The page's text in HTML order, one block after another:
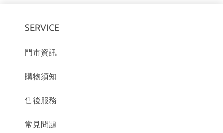
SERVICE
門市資訊
購物須知
售後服務
常見問題